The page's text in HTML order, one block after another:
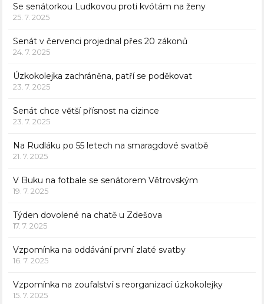
Se senátorkou Ludkovou proti kvótám na ženy
25. 7. 2025
Senát v červenci projednal přes 20 zákonů
24. 7. 2025
Úzkokolejka zachráněna, patří se poděkovat
23. 7. 2025
Senát chce větší přísnost na cizince
23. 7. 2025
Na Rudláku po 55 letech na smaragdové svatbě
21. 7. 2025
V Buku na fotbale se senátorem Větrovským
19. 7. 2025
Týden dovolené na chatě u Zdešova
17. 7. 2025
Vzpomínka na oddávání první zlaté svatby
16. 7. 2025
Vzpomínka na zoufalství s reorganizací úzkokolejky
15. 7. 2025